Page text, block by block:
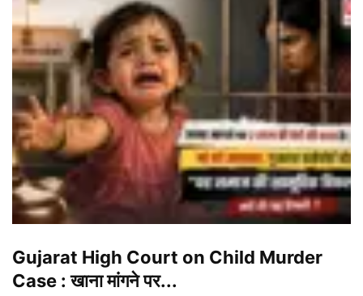
Gujarat High Court on Child Murder
Case : खाना मांगने पर...